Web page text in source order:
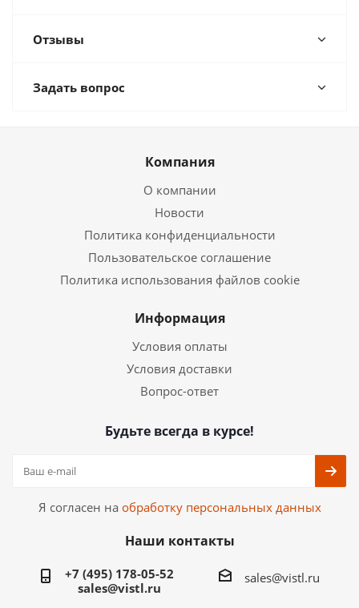
Отзывы
Задать вопрос
Компания
О компании
Новости
Политика конфиденциальности
Пользовательское соглашение
Политика использования файлов cookie
Информация
Условия оплаты
Условия доставки
Вопрос-ответ
Будьте всегда в курсе!
Я согласен на обработку персональных данных
Наши контакты
+7 (495) 178-05-52
sales@vistl.ru
sales@vistl.ru